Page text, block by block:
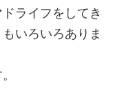
ライフをしてき
いろいろありま